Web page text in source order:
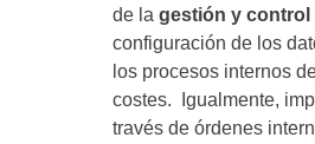
de la gestión y control
configuración de los
los procesos internos
costes. Igualmente,
través de órdenes